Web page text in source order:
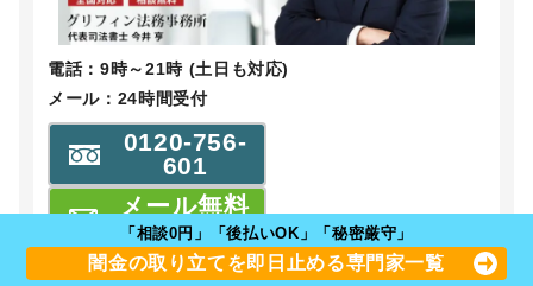
電話：9時～21時 (土日も対応)
メール：24時間受付
0120-756-
601
メール無料
相談
事務所の強み：全国対応
「相談0円」「後払いOK」「秘密厳守」
闇金の取り立てを即日止める専門家一覧